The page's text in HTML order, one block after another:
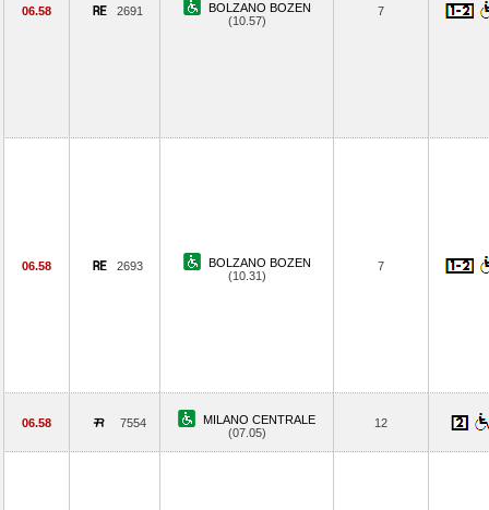
06.58 2691
BOLZANO BOZEN
(10.57)
7
06.58 2693
BOLZANO BOZEN
(10.31)
7
06.58 7554
MILANO CENTRALE
(07.05)
12